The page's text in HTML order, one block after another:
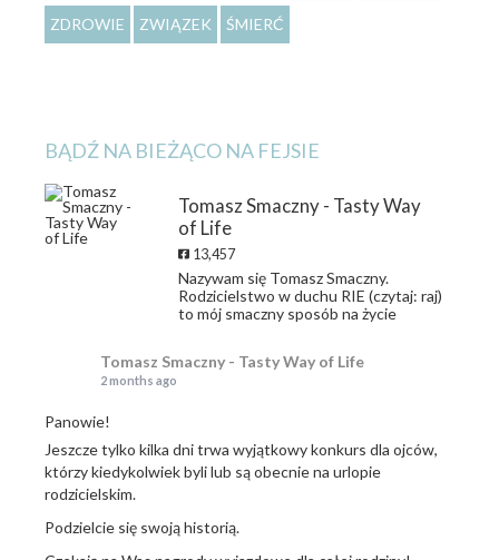
ZDROWIE ZWIĄZEK ŚMIERĆ
BĄDŹ NA BIEŻĄCO NA FEJSIE
Tomasz Smaczny - Tasty Way
of Life
13,457
Nazywam się Tomasz Smaczny.
Rodzicielstwo w duchu RIE (czytaj: raj)
to mój smaczny sposób na życie
Tomasz Smaczny - Tasty Way of Life
2 months ago
Panowie!
Jeszcze tylko kilka dni trwa wyjątkowy konkurs dla ojców,
którzy kiedykolwiek byli lub są obecnie na urlopie
rodzicielskim.
Podzielcie się swoją historią.